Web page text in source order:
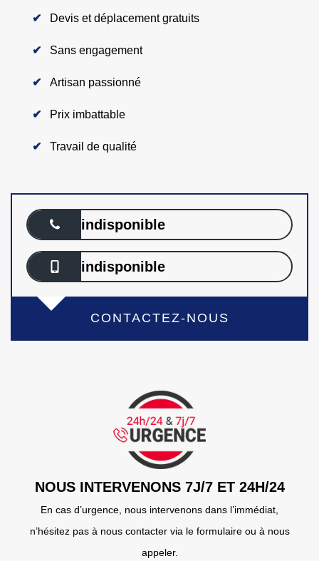
Devis et déplacement gratuits
Sans engagement
Artisan passionné
Prix imbattable
Travail de qualité
indisponible
indisponible
CONTACTEZ-NOUS
NOUS INTERVENONS 7J/7 ET 24H/24
En cas d’urgence, nous intervenons dans l’immédiat,
n’hésitez pas à nous contacter via le formulaire ou à nous
appeler.